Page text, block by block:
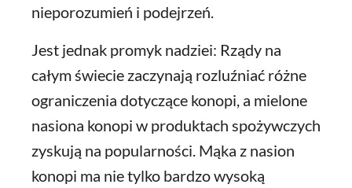
nieporozumień i podejrzeń.
Jest jednak promyk nadziei: Rządy na
całym świecie zaczynają rozluźniać różne
ograniczenia dotyczące konopi, a mielone
nasiona konopi w produktach spożywczych
zyskują na popularności. Mąka z nasion
konopi ma nie tylko bardzo wysoką